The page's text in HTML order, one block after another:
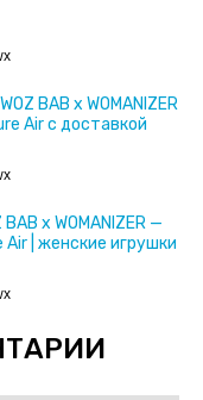
BAB x WOMANIZER
Air с доставкой
BAB x WOMANIZER —
| женские игрушки